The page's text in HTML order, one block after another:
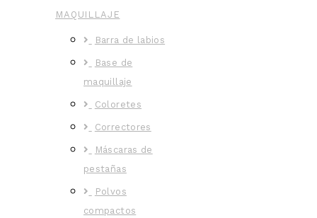
MAQUILLAJE
Barra de labios
Base de
maquillaje
Coloretes
Correctores
Máscaras de
pestañas
Polvos
compactos